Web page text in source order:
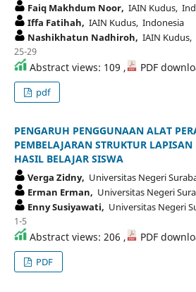
Faiq Makhdum Noor, IAIN Kudus,
Iffa Fatihah, IAIN Kudus, Indonesia
Nashikhatun Nadhiroh, IAIN
25-29
Abstract views: 109 , PDF
pdf
PENGARUH PENGGUNAAN ALAT
PEMBELAJARAN STRUKTUR
HASIL BELAJAR SISWA
Verga Zidny, Universitas Negeri
Erman Erman, Universitas Negeri
Enny Susiyawati, Universitas Negeri
1-5
Abstract views: 206 , PDF
PDF